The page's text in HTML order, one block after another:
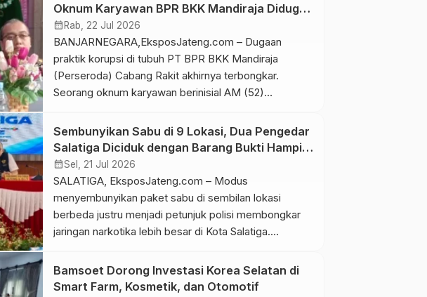
Oknum Karyawan BPR BKK Mandiraja Diduga
Bikin Negara Rugi Rp6,68 Miliar
calendar_month Rab, 22 Jul 2026
BANJARNEGARA,EksposJateng.com – Dugaan
praktik korupsi di tubuh PT BPR BKK Mandiraja
(Perseroda) Cabang Rakit akhirnya terbongkar.
Seorang oknum karyawan berinisial AM (52)
melakukan penyimpangan selama enam tahun hingga
menyebabkan kerugian keuangan negara mencapai
Rp6,68 miliar. Kejaksaan Negeri (Kejari) Banjarnegara
menetapkan AM sebagai tersangka dugaan tindak
pidana korupsi dalam perkara yang berlangsung […]
Sembunyikan Sabu di 9 Lokasi, Dua Pengedar
Salatiga Diciduk dengan Barang Bukti Hampir
6 Kg Ganja
calendar_monthSel, 21 Jul 2026
SALATIGA, EksposJateng.com – Modus
menyembunyikan paket sabu di sembilan lokasi
berbeda justru menjadi petunjuk polisi membongkar
jaringan narkotika lebih besar di Kota Salatiga.
tersangka berinisial FU (37) warga Kecamatan
Argomulyo dan CH (25) warga Kecamatan Tingkir.
Bamsoet Dorong Investasi Korea Selatan di
Smart Farm, Kosmetik, dan Otomotif